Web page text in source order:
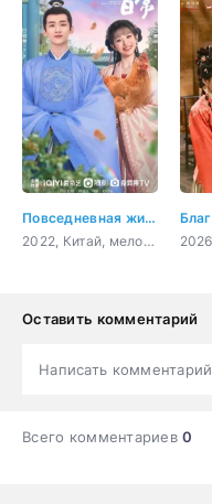
Повседневная жизнь в Синьчуане
2022, Китай, мелодрама, комедия
Оставить комментарий
Написать комментарий
Всего комментариев0